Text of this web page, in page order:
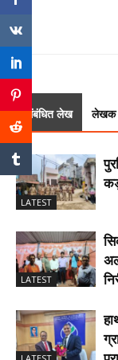
संबंधित लेख लेखक
LATEST
LATEST